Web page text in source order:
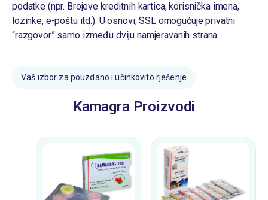
podatke (npr. Brojeve kreditnih kartica, korisnička imena,
lozinke, e-poštu itd.). U osnovi, SSL omogućuje privatni
“razgovor” samo između dviju namjeravanih strana.
Vaš izbor za pouzdano i učinkovito rješenje
Kamagra Proizvodi